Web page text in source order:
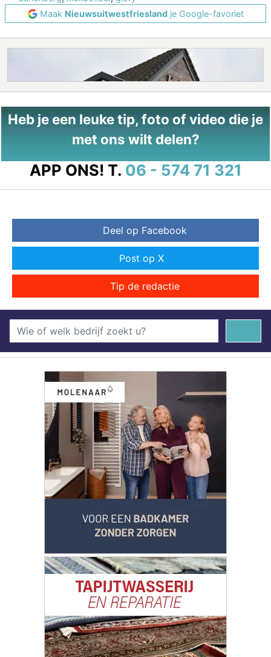
Maak Nieuwsuitwestfrieslandje Google-favoriet
Heb je een leuke tip, foto of video die je
met ons wilt delen?
APP ONS! T. 06 - 574 71 321
Deel op Facebook
Post op X
Tip de redactie